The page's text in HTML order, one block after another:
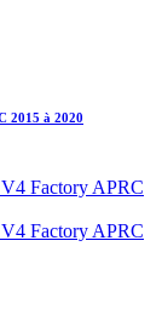
2015 à 2020